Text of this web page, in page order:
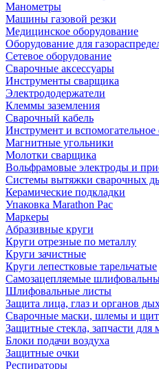
Манометры
Машины газовой резки
Медицинское оборудование
Оборудование для
Сетевое оборудование
Сварочные аксессуары
Инструменты сварщика
Электрододержатели
Клеммы заземления
Сварочный кабель
Инструмент и вспомогательное
Магнитные угольники
Молотки сварщика
Вольфрамовые электроды и
Системы вытяжки сварочных
Керамические подкладки
Упаковка Marathon Pac
Маркеры
Абразивные круги
Круги отрезные по металлу
Круги зачистные
Круги лепестковые тарельчатые
Самозацепляемые
Шлифовальные листы
Защита лица, глаз и органов
Сварочные маски, шлемы и
Защитные стекла, запчасти для
Блоки подачи воздуха
Защитные очки
Респираторы